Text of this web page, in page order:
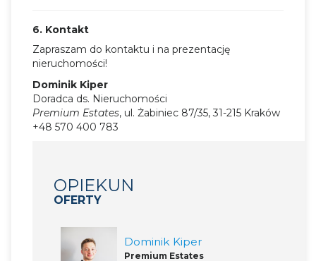
6. Kontakt
Zapraszam do kontaktu i na prezentację
nieruchomości!
Dominik Kiper
Doradca ds. Nieruchomości
Premium Estates, ul. Żabiniec 87/35, 31-215 Kraków
+48 570 400 783
OPIEKUN
OFERTY
Dominik Kiper
Premium Estates